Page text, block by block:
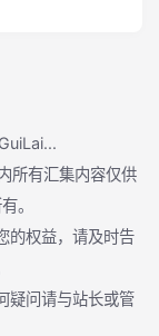
所有汇集内容仅供
。
的权益，请及时告
疑问请与站长或管